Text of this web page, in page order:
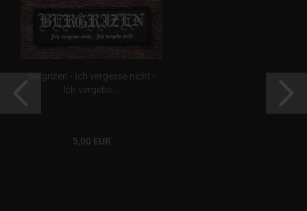
Bergrizen - Ich vergesse nicht -
Ich vergebe...
5,00 EUR